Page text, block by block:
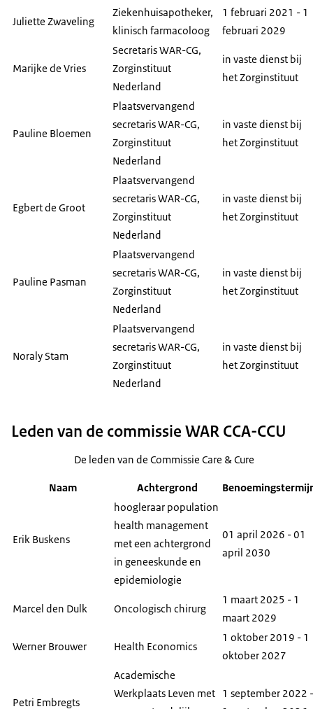
Juliette Zwaveling
Ziekenhuisapotheker,
klinisch farmacoloog
1 februari 2021 - 1
februari 2029
Marijke de Vries
Secretaris WAR-CG,
Zorginstituut
Nederland
in vaste dienst bij
het Zorginstituut
Pauline Bloemen
Plaatsvervangend
secretaris WAR-CG,
Zorginstituut
Nederland
in vaste dienst bij
het Zorginstituut
Egbert de Groot
Plaatsvervangend
secretaris WAR-CG,
Zorginstituut
Nederland
in vaste dienst bij
het Zorginstituut
Pauline Pasman
Plaatsvervangend
secretaris WAR-CG,
Zorginstituut
Nederland
in vaste dienst bij
het Zorginstituut
Noraly Stam
Plaatsvervangend
secretaris WAR-CG,
Zorginstituut
Nederland
in vaste dienst bij
het Zorginstituut
Leden van de commissie WAR CCA-CCU
De leden van de Commissie Care & Cure
Naam Achtergrond
Erik Buskens
hoogleraar population
health management
met een achtergrond
in geneeskunde en
epidemiologie
01 april 2026 - 01
april 2030
Marcel den Dulk Oncologisch chirurg
1 maart 2025 - 1
maart 2029
Werner Brouwer Health Economics
1 oktober 2019 - 1
oktober 2027
Petri Embregts
Academische
Werkplaats Leven met 1 september 2022 -